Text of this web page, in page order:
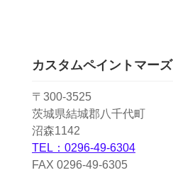
カスタムペイントマーズ
〒300-3525
茨城県結城郡八千代町
沼森1142
TEL：0296-49-6304
FAX 0296-49-6305